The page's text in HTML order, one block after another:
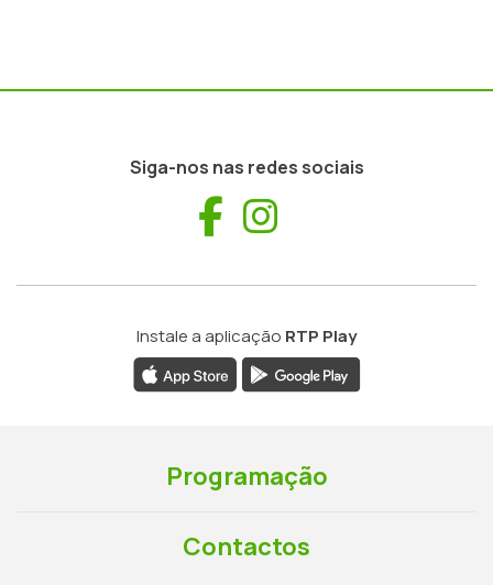
Siga-nos nas redes sociais
Facebook
Instale a aplicação RTP Play
Programação
Contactos